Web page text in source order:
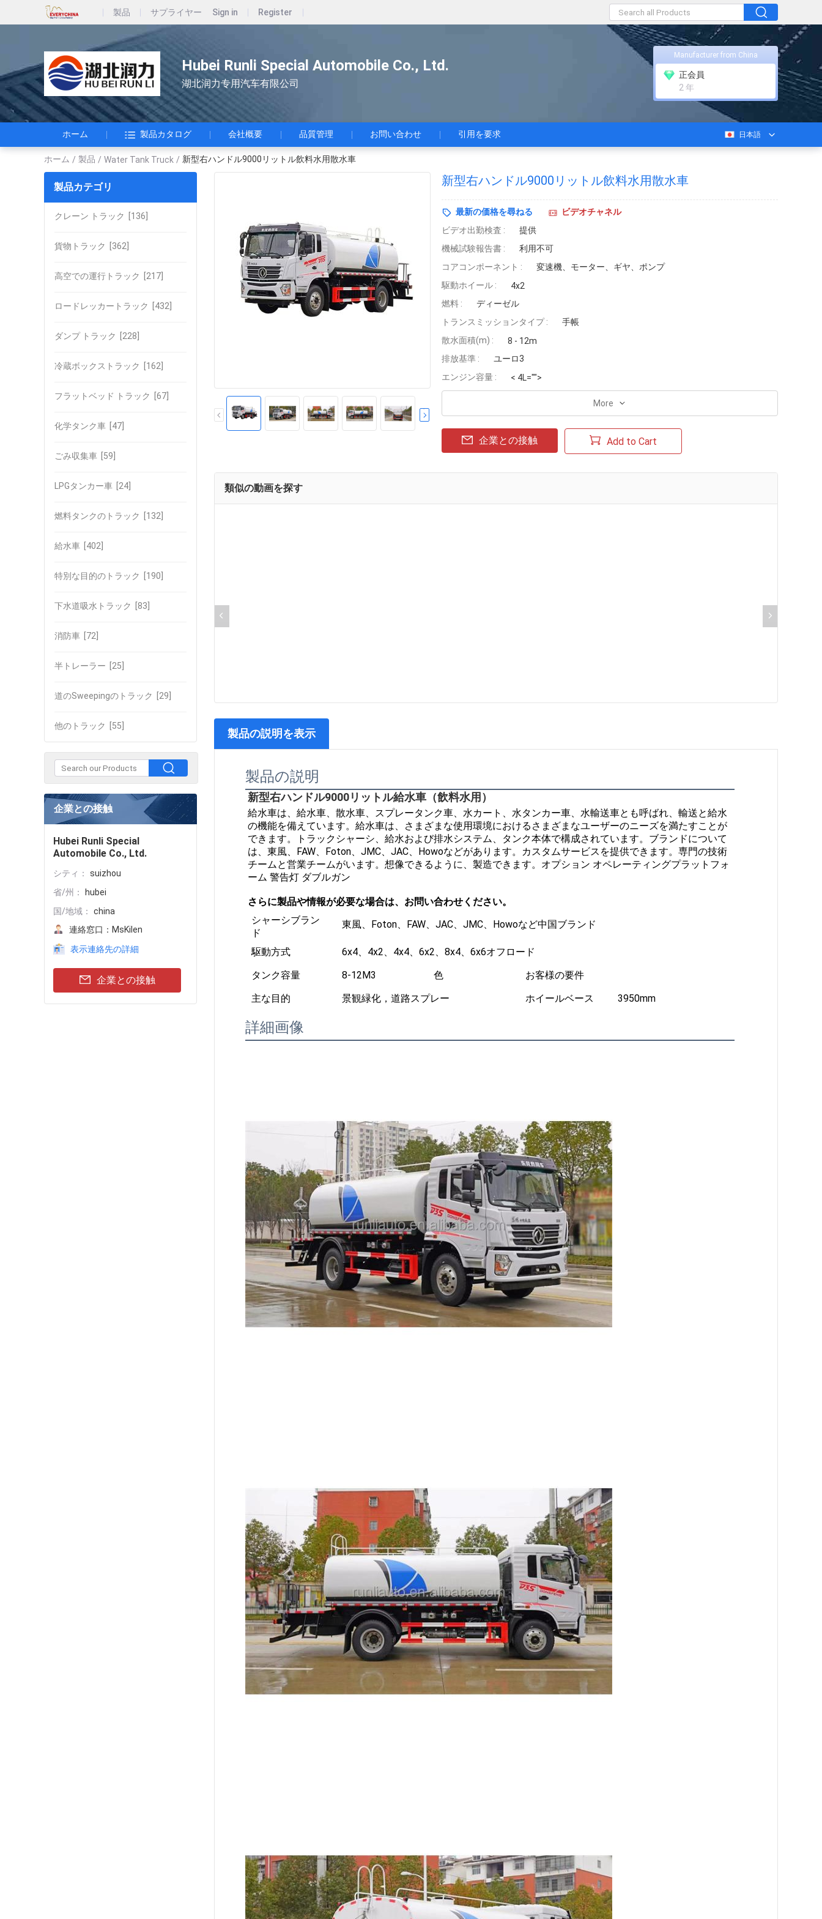
製品 サプライヤー Sign in Register
Hubei Runli Special Automobile Co., Ltd.
湖北润力专用汽车有限公司
Manufacturer from China
正会員
2 年
ホーム 製品カタログ 会社概要 品質管理 お問い合わせ 引用を要求 日本語
ホーム / 製品 / Water Tank Truck / 新型右ハンドル9000リットル飲料水用散水車
製品カテゴリ
クレーン トラック [136]
貨物トラック [362]
高空での運行トラック [217]
ロードレッカートラック [432]
ダンプ トラック [228]
冷蔵ボックストラック [162]
フラットベッド トラック [67]
化学タンク車 [47]
ごみ収集車 [59]
LPGタンカー車 [24]
燃料タンクのトラック [132]
給水車 [402]
特別な目的のトラック [190]
下水道吸水トラック [83]
消防車 [72]
半トレーラー [25]
道のSweepingのトラック [29]
他のトラック [55]
企業との接触
Hubei Runli Special
Automobile Co., Ltd.
シティ：
suizhou
省/州：
hubei
国/地域：
china
連絡窓口： MsKilen
表示連絡先の詳細
企業との接触
新型右ハンドル9000リットル飲料水用散水車
最新の価格を尋ねる
ビデオチャネル
ビデオ出勤検査 :
提供
機械試験報告書 :
利用不可
コアコンポーネント :
変速機、モーター、ギヤ、ポンプ
駆動ホイール :
4x2
燃料 :
ディーゼル
トランスミッションタイプ :
手帳
散水面積(m) :
8 - 12m
排放基準 :
ユーロ3
エンジン容量 :
< 4L="">
More
企業との接触 Add to Cart
類似の動画を探す
製品の説明を表示
製品の説明
新型右ハンドル9000リットル給水車（飲料水用）
給水車は、給水車、散水車、スプレータンク車、水カート、水タンカー車、水輸送車とも呼ばれ、輸送と給水
の機能を備えています。給水車は、さまざまな使用環境におけるさまざまなユーザーのニーズを満たすことが
できます。トラックシャーシ、給水および排水システム、タンク本体で構成されています。ブランドについて
は、東風、FAW、Foton、JMC、JAC、Howoなどがあります。カスタムサービスを提供できます。専門の技術
チームと営業チームがいます。想像できるように、製造できます。オプション オペレーティングプラットフォ
ーム 警告灯 ダブルガン
さらに製品や情報が必要な場合は、お問い合わせください。
シャーシブラン
ド
東風、Foton、FAW、JAC、JMC、Howoなど中国ブランド
駆動方式
6x4、4x2、4x4、6x2、8x4、6x6オフロード
タンク容量
8-12M3 色
お客様の要件
主な目的
景観緑化，道路スプレー ホイールベース 3950mm
詳細画像